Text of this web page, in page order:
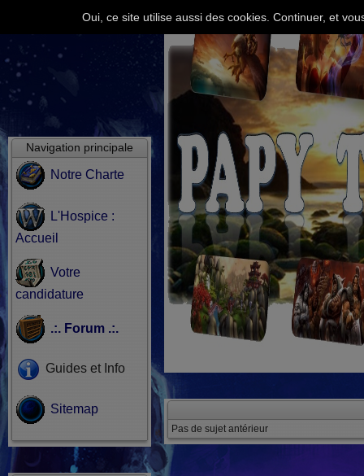
Navigation principale
Notre Charte
L'Hospice :
Accueil
Votre
candidature
.:. Forum .:.
Guides et Info
Sitemap
Pas de sujet antérieur
Oui, ce site utilise aussi des cookies. Continuer, et